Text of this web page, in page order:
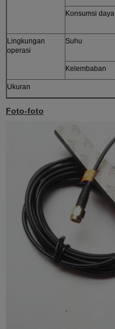
Konsumsi daya
Lingkungan
operasi
Suhu
Kelembaban
Ukuran
Foto-foto